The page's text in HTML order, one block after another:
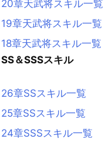
20章天武将スキル一覧
19章天武将スキル一覧
18章天武将スキル一覧
SS＆SSSスキル
26章SSスキル一覧
25章SSスキル一覧
24章SSSスキル一覧